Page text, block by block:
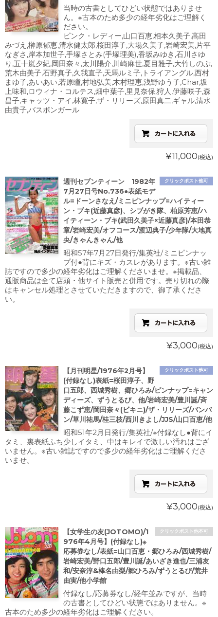
当時の古書としてひどい状態ではありませ
ん。※古本のため多少の経年劣化はご理解く
ださい。
ピンク・レディー,山口百恵,相本久美子,高田
みづえ,榊原郁恵,清水健太郎,桜田淳子,大場久美子,岩崎宏美,片平
なぎさ,岸本加世子,手塚さとみ(手塚理美),香坂みゆき,石川さゆ
り,五十嵐夕紀,岡田奈々,太川陽介,川崎麻世,夏目雅子,大竹しのぶ,
荒木由美子,石野真子,久我直子,天馬ルミ子,トライアングル,西村
まゆ子,あいあい,若原瞳,村地弘美,木村理恵,浅野ゆう子,Char,坂
上味和,ロウィナ・コルテス,畑中葉子,里見奈保,狩人,伊藤咲子,森
昌子,キャッツ・アイ,林寛子,ザ・リリーズ,原田真二,ギャル,清水
由貴子,バスボンガール
¥11,000(税込)
クリックポスト他可
週刊セブンティーン 1982年
7月27日号No.736●表紙モデ
ル=ドーンさなえ/ミニピンナップ=ハイティー
ン・ブキ(近藤真彦)、シブがき隊、柏原芳恵/ハ
イティーン・ブキ(武田久美子×近藤真彦)/本田恭
章/岩崎宏美/オフコース/渡辺典子/少年隊/大地真
央/きゃんきゃん/他
昭和57年7月27日発行/集英社/ミニピンナッ
プ付●背にキズ・カスレがあります。※古い雑
誌ですので多少の経年劣化はご理解くださいませ。※掲載品、
通販商品は全て店頭・他サイト販売と併用です。売り切れの際
はキャンセル処理とさせていただきますので、御了承くださ
い。
¥3,000(税込)
クリックポスト他可
【月刊明星/1976年2月号】
(付録なし)表紙=桜田淳子、野
口五郎、西城秀樹、郷ひろみ/ピンナップ=キャン
ディーズ、ずうとるび、他/岩崎宏美/豊川誕/斉
藤こず恵/岡田奈々(ビキニ)/ザ・リリーズ/バンバ
ン/草川祐馬/桂三枝/西川きよし/JJS/山口百恵/他
昭和51年2月日発行/集英社/※付録なし●背にイ
タミ、裏表紙ふち少しイタミ、中はキレイで激しい汚れはござ
いません。※古い雑誌ですので多少の経年劣化はご理解くださ
いませ。
¥3,000(税込)
クリックポスト他不可
【女学生の友(JOTOMO)/1
976年4月号】(付録なし)※
応募券なし/表紙=山口百恵・郷ひろみ/西城秀樹/
岩崎宏美/野口五郎/豊川誕/あいざき進也/三浦友
和/安奈淳&棒名由梨/郷ひろみ/ずうとるび/荒井
由実/他小学館
付録なし/応募券なし/経年並みですが、当時
の古書としてひどい状態ではありません。※
古本のため多少の経年劣化はご理解ください。